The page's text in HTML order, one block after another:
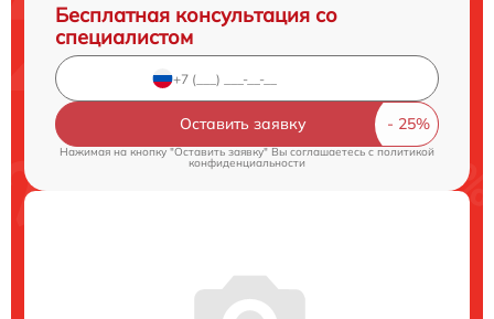
Бесплатная консультация со
специалистом
Оставить заявку
Нажимая на кнопку "Оставить заявку" Вы соглашаетесь c политикой
конфиденциальности